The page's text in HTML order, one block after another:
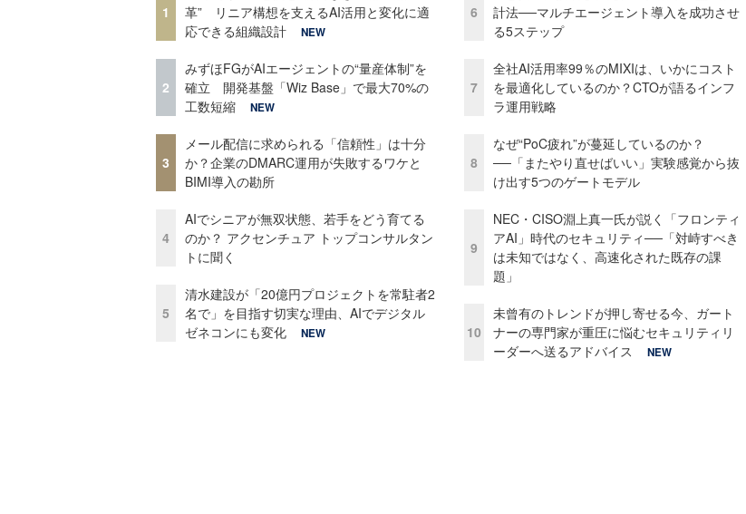
1
革” リニア構想を支えるAI活用と変化に適
応できる組織設計
NEW
2
みずほFGがAIエージェントの“量産体制”を
確立 開発基盤「Wiz Base」で最大70%の
工数短縮
NEW
3
メール配信に求められる「信頼性」は十分
か？企業のDMARC運用が失敗するワケと
BIMI導入の勘所
4
AIでシニアが無双状態、若手をどう育てる
のか？ アクセンチュア トップコンサルタン
トに聞く
5
清水建設が「20億円プロジェクトを常駐者2
名で」を目指す切実な理由、AIでデジタル
ゼネコンにも変化
NEW
6
計法──マルチエージェント導入を成功させ
る5ステップ
7
全社AI活用率99％のMIXIは、いかにコスト
を最適化しているのか？CTOが語るインフ
ラ運用戦略
8
なぜ“PoC疲れ”が蔓延しているのか？
──「またやり直せばいい」実験感覚から抜
け出す5つのゲートモデル
9
NEC・CISO淵上真一氏が説く「フロンティ
アAI」時代のセキュリティ──「対峙すべき
は未知ではなく、高速化された既存の課
題」
10
未曾有のトレンドが押し寄せる今、ガート
ナーの専門家が重圧に悩むセキュリティリ
ーダーへ送るアドバイス
NEW